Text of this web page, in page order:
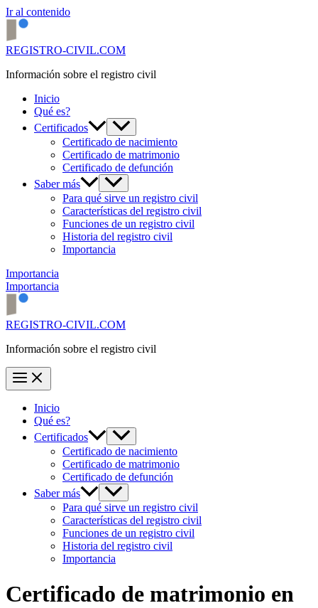
Ir al contenido
REGISTRO-CIVIL.COM
Información sobre el registro civil
Inicio
Qué es?
Certificados
Certificado de nacimiento
Certificado de matrimonio
Certificado de defunción
Saber más
Para qué sirve un registro civil
Características del registro civil
Funciones de un registro civil
Historia del registro civil
Importancia
Importancia
Importancia
REGISTRO-CIVIL.COM
Información sobre el registro civil
Inicio
Qué es?
Certificados
Certificado de nacimiento
Certificado de matrimonio
Certificado de defunción
Saber más
Para qué sirve un registro civil
Características del registro civil
Funciones de un registro civil
Historia del registro civil
Importancia
Certificado de matrimonio en